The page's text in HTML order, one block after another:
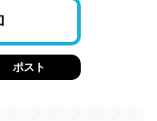
ポスト